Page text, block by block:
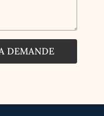
DEMANDE